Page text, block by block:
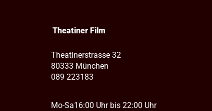
Theatiner Film
Theatinerstrasse 32
80333 München
089 223183
Mo-Sa16:00 Uhr bis 22:00 Uhr